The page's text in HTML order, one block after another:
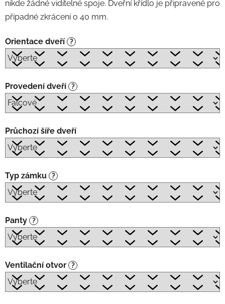
nikde žádné viditelné spoje. Dveřní křídlo je připravené pro
případné zkrácení o 40 mm.
Orientace dveří ?
Provedení dveří ?
Průchozí šíře dveří
Typ zámku ?
Panty ?
Ventilační otvor ?